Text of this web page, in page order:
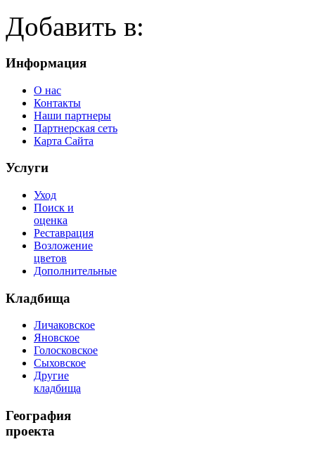
Добавить в:
Информация
О нас
Контакты
Наши партнеры
Партнерская сеть
Карта Сайта
Услуги
Уход
Поиск и
оценка
Реставрация
Возложение
цветов
Дополнительные
Кладбища
Личаковское
Яновское
Голосковское
Сыховское
Другие
кладбища
География
проекта